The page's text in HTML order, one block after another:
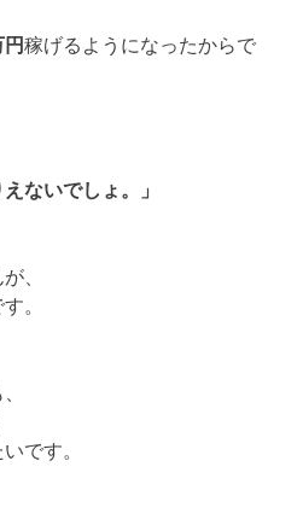
稼げるようになったからで
ないでしょ。」
、
。
です。